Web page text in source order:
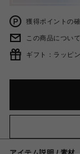
獲得ポイントの
この商品について
ギフト：ラッピ